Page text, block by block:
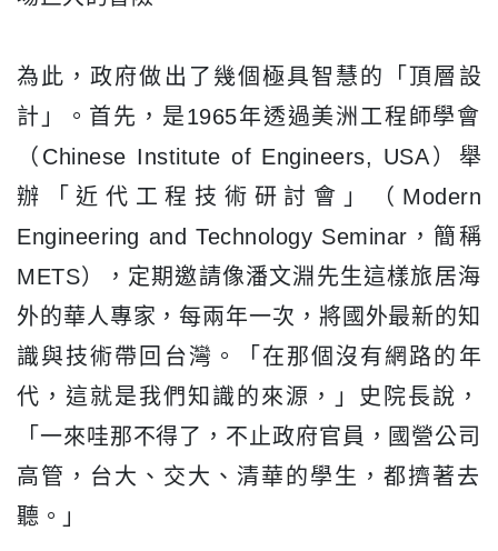
為此，政府做出了幾個極具智慧的「頂層設
計」。首先， 是1965年透過美洲工程師學會
（Chinese Institute of Engineers, USA）舉
辦「近代工程技術研討會」（Modern
Engineering and Technology Seminar，簡稱
METS）， 定期邀請像潘文淵先生這樣旅居海
外的華人專家，每兩年一次， 將國外最新的知
識與技術帶回台灣。「在那個沒有網路的年
代， 這就是我們知識的來源，」史院長說，
「一來哇那不得了， 不止政府官員，國營公司
高管，台大、交大、清華的學生， 都擠著去
聽。」